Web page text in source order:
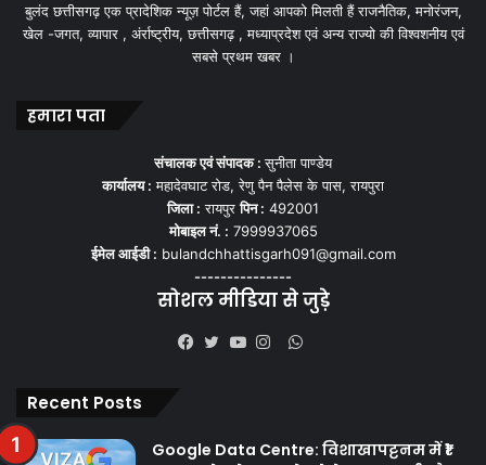
बुलंद छत्तीसगढ़ एक प्रादेशिक न्यूज़ पोर्टल हैं, जहां आपको मिलती हैं राजनैतिक, मनोरंजन,
खेल -जगत, व्यापार , अंर्राष्ट्रीय, छत्तीसगढ़ , मध्याप्रदेश एवं अन्य राज्यो की विश्वशनीय एवं
सबसे प्रथम खबर ।
हमारा पता
संचालक एवं संपादक :सुनीता पाण्डेय
कार्यालय : महादेवघाट रोड, रेणु पैन पैलेस के पास, रायपुरा
जिला : रायपुरपिन : 492001
मोबाइल नं. : 7999937065
ईमेल आईडी : bulandchhattisgarh091@gmail.com
---------------
सोशल मीडिया से जुड़े
WhatsApp
Recent Posts
Google Data Centre: विशाखापट्टनम में ₹1